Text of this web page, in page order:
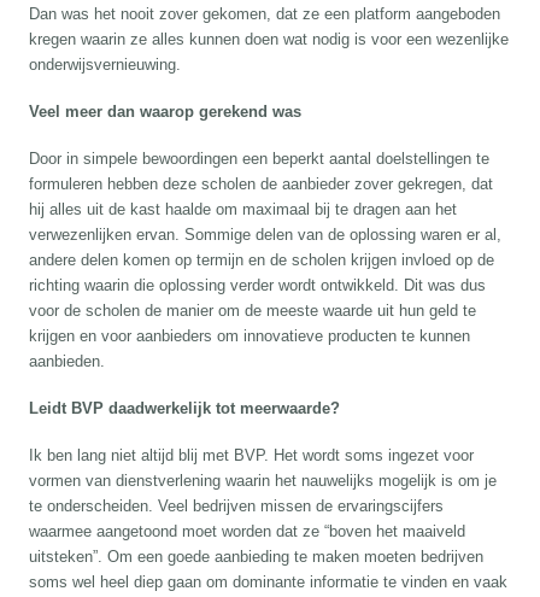
Dan was het nooit zover gekomen, dat ze een platform aangeboden
kregen waarin ze alles kunnen doen wat nodig is voor een wezenlijke
onderwijsvernieuwing.
Veel meer dan waarop gerekend was
Door in simpele bewoordingen een beperkt aantal doelstellingen te
formuleren hebben deze scholen de aanbieder zover gekregen, dat
hij alles uit de kast haalde om maximaal bij te dragen aan het
verwezenlijken ervan. Sommige delen van de oplossing waren er al,
andere delen komen op termijn en de scholen krijgen invloed op de
richting waarin die oplossing verder wordt ontwikkeld. Dit was dus
voor de scholen de manier om de meeste waarde uit hun geld te
krijgen en voor aanbieders om innovatieve producten te kunnen
aanbieden.
Leidt BVP daadwerkelijk tot meerwaarde?
Ik ben lang niet altijd blij met BVP. Het wordt soms ingezet voor
vormen van dienstverlening waarin het nauwelijks mogelijk is om je
te onderscheiden. Veel bedrijven missen de ervaringscijfers
waarmee aangetoond moet worden dat ze “boven het maaiveld
uitsteken”. Om een goede aanbieding te maken moeten bedrijven
soms wel heel diep gaan om dominante informatie te vinden en vaak